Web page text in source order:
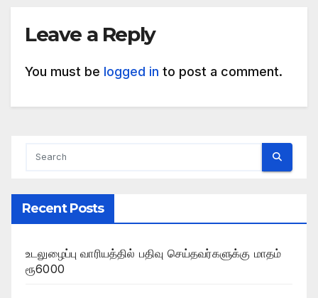
Leave a Reply
You must be logged in to post a comment.
Recent Posts
உடலுழைப்பு வாரியத்தில் பதிவு செய்தவர்களுக்கு மாதம்
ரூ6000